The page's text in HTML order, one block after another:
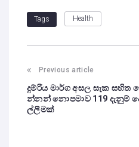
Tags Health
Previous article
දුම්රිය මාර්ග අසල සැක සහිත
න්නන් නොපමාව 119 දැනුම්
ල්ලීමක්